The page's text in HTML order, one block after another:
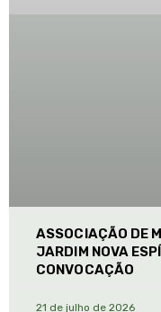
ASSOCIAÇÃO DE
JARDIM NOVA
CONVOCAÇÃO
21 de julho de 2026